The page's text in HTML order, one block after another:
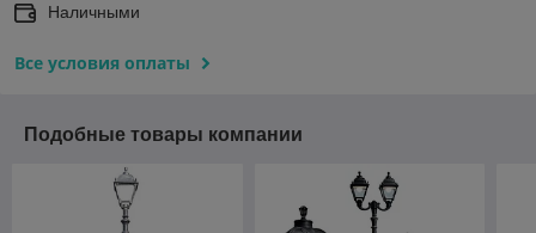
Наличными
Все условия оплаты
Подобные товары компании